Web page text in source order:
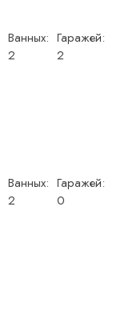
Ванных:
2
Гаражей:
2
Ванных:
2
Гаражей:
0